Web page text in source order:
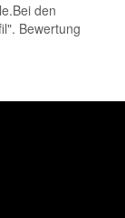
den
Bewertung